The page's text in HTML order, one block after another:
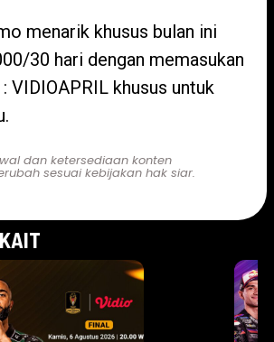
menarik khusus bulan ini
30 hari dengan memasukan
VIDIOAPRIL khusus untuk
dan ketersediaan konten
sesuai kebijakan hak siar.